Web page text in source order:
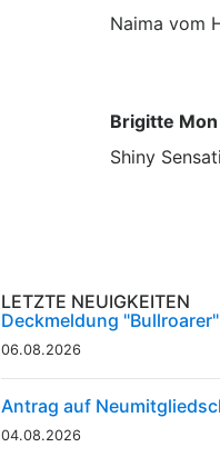
Naima vom
Brigitte
Shiny
LETZTE NEUIGKEITEN
Deckmeldung "Bullroarer"
06.08.2026
Antrag auf
04.08.2026